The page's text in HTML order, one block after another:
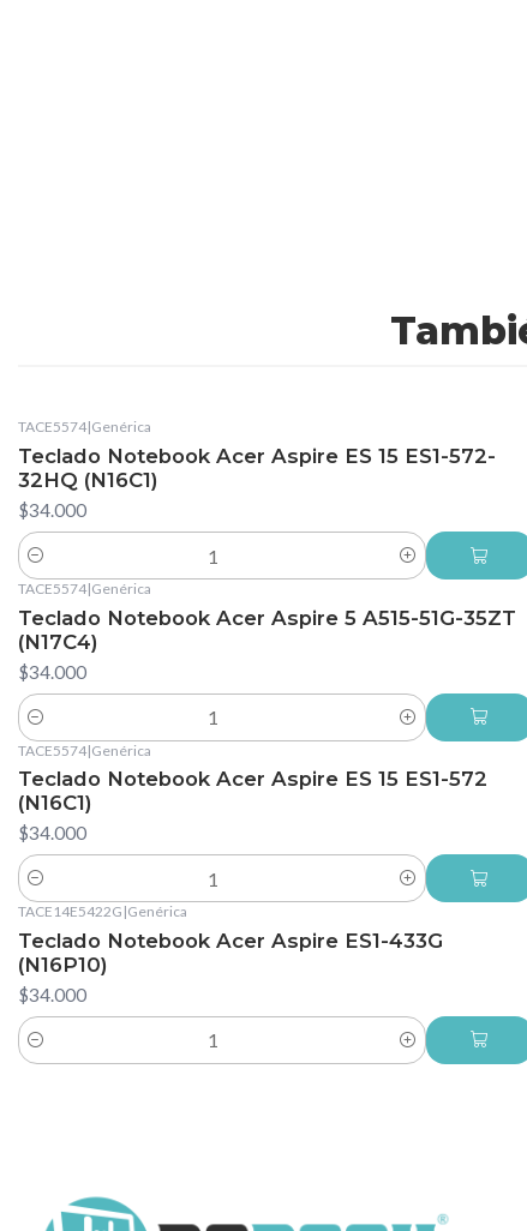
TACE5574|Genérica
Teclado Notebook Acer Aspire ES 15 ES1-572-
32HQ (N16C1)
$34.000
Cantidad
TACE5574|Genérica
Teclado Notebook Acer Aspire 5 A515-51G-35ZT
(N17C4)
$34.000
Cantidad
TACE5574|Genérica
Teclado Notebook Acer Aspire ES 15 ES1-572
(N16C1)
$34.000
Cantidad
TACE14E5422G |Genérica
Teclado Notebook Acer Aspire ES1-433G
(N16P10)
$34.000
Cantidad